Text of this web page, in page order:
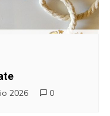
2026 0